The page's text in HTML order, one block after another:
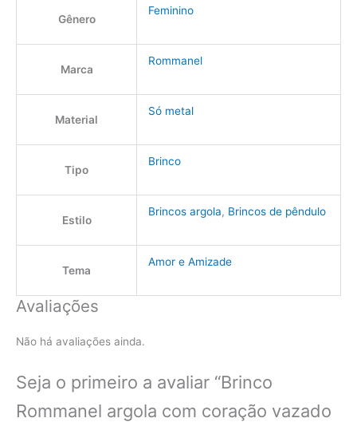
Gênero
Feminino
Marca
Rommanel
Material
Só metal
Tipo
Brinco
Estilo
Brincos argola, Brincos de pêndulo
Tema
Amor e Amizade
Avaliações
Não há avaliações ainda.
Seja o primeiro a avaliar “Brinco
Rommanel argola com coração vazado